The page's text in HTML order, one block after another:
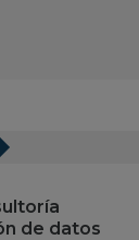
de datos